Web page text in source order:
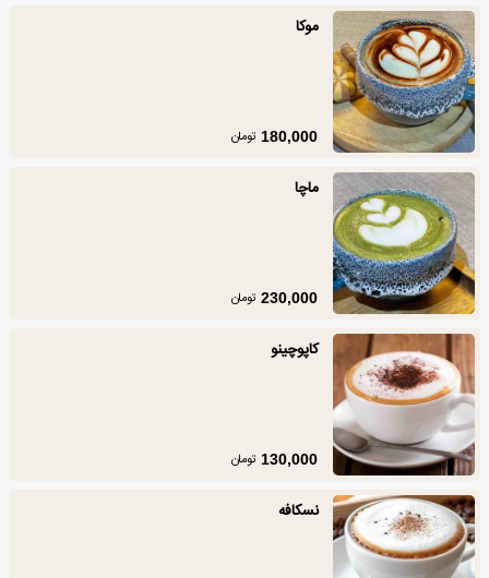
موکا
180,000 تومان
ماچا
230,000 تومان
کاپوچینو
130,000 تومان
نسکافه